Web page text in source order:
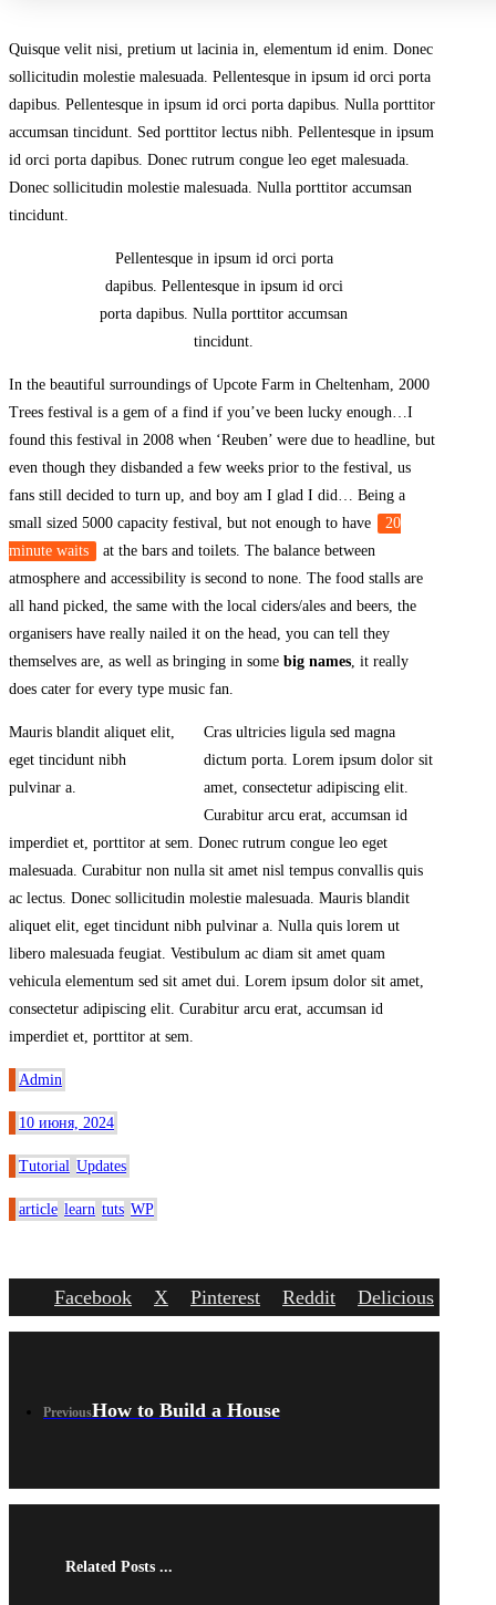
Quisque velit nisi, pretium ut lacinia in, elementum id enim. Donec
sollicitudin molestie malesuada. Pellentesque in ipsum id orci porta
dapibus. Pellentesque in ipsum id orci porta dapibus. Nulla porttitor
accumsan tincidunt. Sed porttitor lectus nibh. Pellentesque in ipsum
id orci porta dapibus. Donec rutrum congue leo eget malesuada.
Donec sollicitudin molestie malesuada. Nulla porttitor accumsan
tincidunt.
Pellentesque in ipsum id orci porta
dapibus. Pellentesque in ipsum id orci
porta dapibus. Nulla porttitor accumsan
tincidunt.
In the beautiful surroundings of Upcote Farm in Cheltenham, 2000
Trees festival is a gem of a find if you’ve been lucky enough…I
found this festival in 2008 when ‘Reuben’ were due to headline, but
even though they disbanded a few weeks prior to the festival, us
fans still decided to turn up, and boy am I glad I did… Being a
small sized 5000 capacity festival, but not enough to have
20
minute waits
at the bars and toilets. The balance between
atmosphere and accessibility is second to none. The food stalls are
all hand picked, the same with the local ciders/ales and beers, the
organisers have really nailed it on the head, you can tell they
themselves are, as well as bringing in some big names , it really
does cater for every type music fan.
Mauris blandit aliquet elit,
eget tincidunt nibh
pulvinar a.
Cras ultricies ligula sed magna
dictum porta. Lorem ipsum dolor sit
amet, consectetur adipiscing elit.
Curabitur arcu erat, accumsan id
imperdiet et, porttitor at sem. Donec rutrum congue leo eget
malesuada. Curabitur non nulla sit amet nisl tempus convallis quis
ac lectus. Donec sollicitudin molestie malesuada. Mauris blandit
aliquet elit, eget tincidunt nibh pulvinar a. Nulla quis lorem ut
libero malesuada feugiat. Vestibulum ac diam sit amet quam
vehicula elementum sed sit amet dui. Lorem ipsum dolor sit amet,
consectetur adipiscing elit. Curabitur arcu erat, accumsan id
imperdiet et, porttitor at sem.
Admin
10 июня, 2024
Tutorial Updates
article learn tuts WP
Facebook X Pinterest Reddit Delicious
PreviousHow to Build a House
Related Posts ...